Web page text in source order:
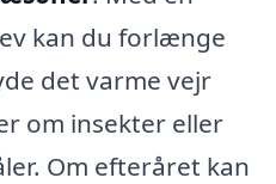
kan du forlænge
det varme vejr
om insekter eller
Om efteråret kan